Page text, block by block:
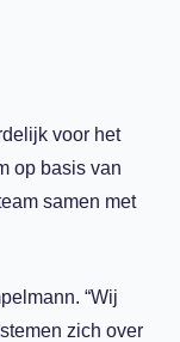
voor het
op basis van
samen met
“Wij
zich over